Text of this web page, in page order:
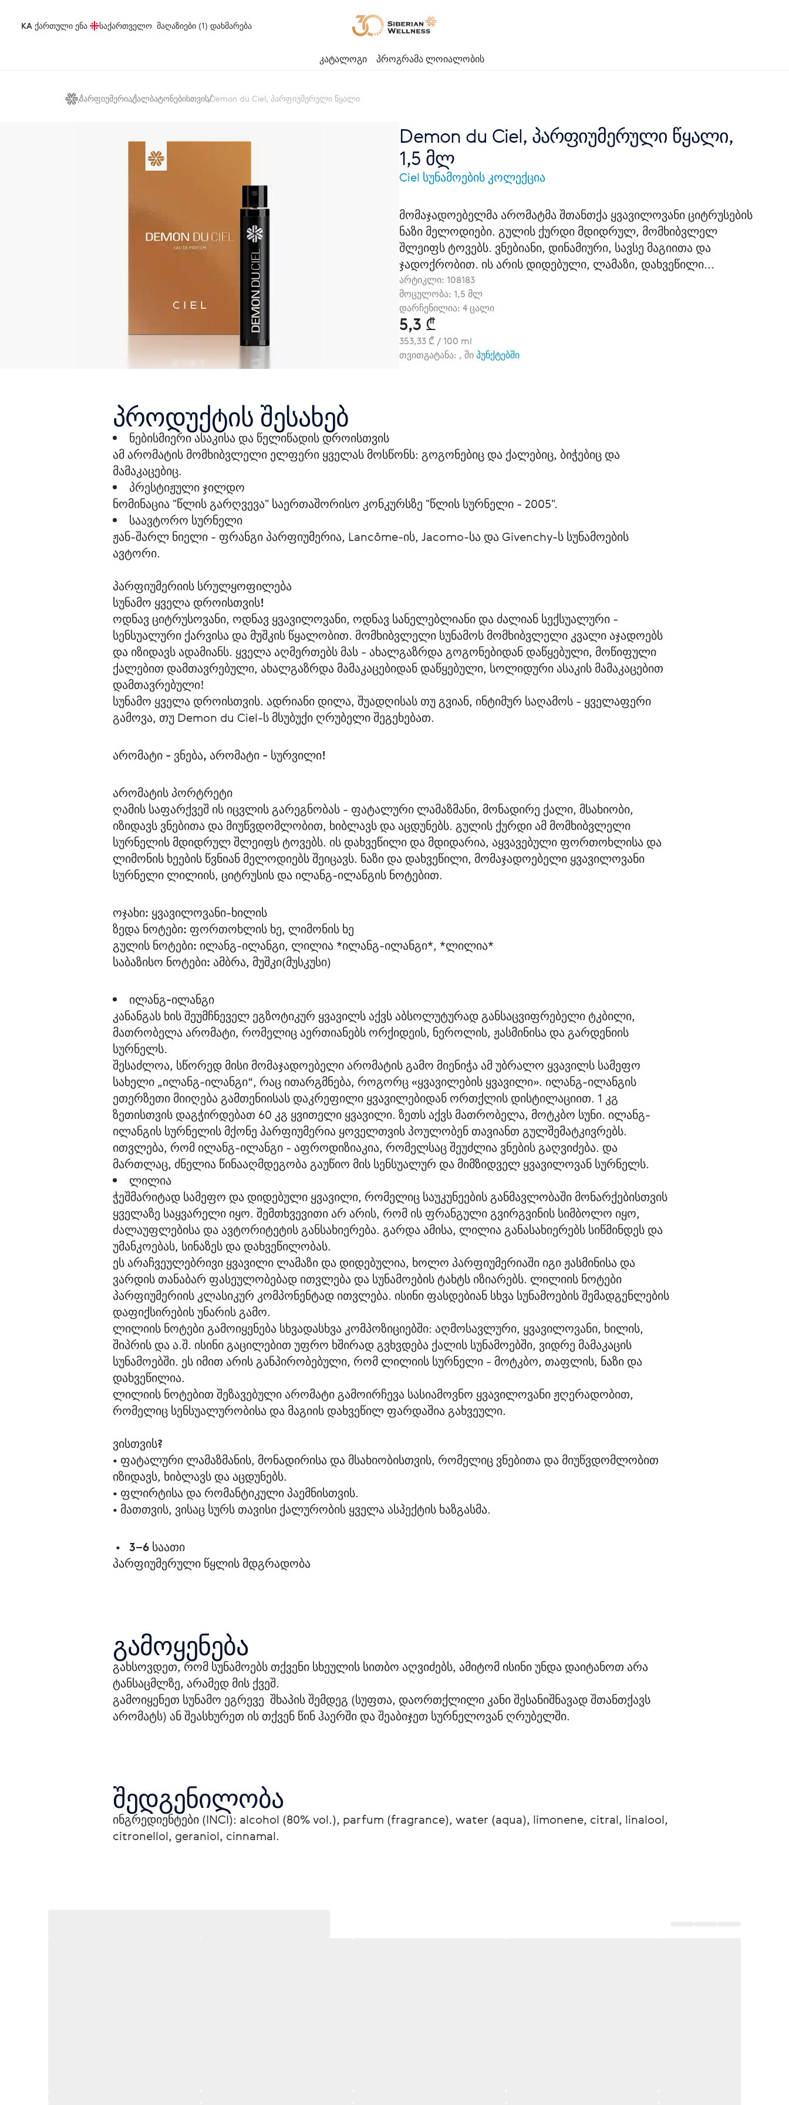
KA ქართული ენა საქართველო მაღაზიები (1) დახმარება
კატალოგი პროგრამა ლოიალობის
პარფიუმერიაქალბატონებისთვისDemon du Ciel, პარფიუმერული წყალი
Demon du Ciel, პარფიუმერული წყალი,
1,5 მლ
Ciel სუნამოების კოლექცია
მომაჯადოებელმა არომატმა შთანთქა ყვავილოვანი ციტრუსების
ნაზი მელოდიები. გულის ქურდი მდიდრულ, მომხიბვლელ
შლეიფს ტოვებს. ვნებიანი, დინამიური, სავსე მაგიითა და
ჯადოქრობით. ის არის დიდებული, ლამაზი, დახვეწილი...
არტიკლი: 108183
მოცულობა: 1,5 მლ
დარჩენილია: 4 ცალი
5,3 ₾
353,33 ₾ / 100 ml
თვითგატანა: , შიპუნქტებში
პროდუქტის შესახებ
ნებისმიერი ასაკისა და წელიწადის დროისთვის
ამ არომატის მომხიბვლელი ელფერი ყველას მოსწონს: გოგონებიც და ქალებიც, ბიჭებიც და
მამაკაცებიც.
პრესტიჟული ჯილდო
ნომინაცია "წლის გარღვევა" საერთაშორისო კონკურსზე "წლის სურნელი - 2005".
საავტორო სურნელი
ჟან-შარლ ნიელი - ფრანგი პარფიუმერია, Lancôme-ის, Jacomo-სა და Givenchy-ს სუნამოების
ავტორი.
პარფიუმერიის სრულყოფილება
სუნამო ყველა დროისთვის!
ოდნავ ციტრუსოვანი, ოდნავ ყვავილოვანი, ოდნავ სანელებლიანი და ძალიან სექსუალური -
სენსუალური ქარვისა და მუშკის წყალობით. მომხიბვლელი სუნამოს მომხიბვლელი კვალი აჯადოებს
და იზიდავს ადამიანს. ყველა აღმერთებს მას - ახალგაზრდა გოგონებიდან დაწყებული, მოწიფული
ქალებით დამთავრებული, ახალგაზრდა მამაკაცებიდან დაწყებული, სოლიდური ასაკის მამაკაცებით
დამთავრებული!
სუნამო ყველა დროისთვის. ადრიანი დილა, შუადღისას თუ გვიან, ინტიმურ საღამოს - ყველაფერი
გამოვა, თუ Demon du Ciel-ს მსუბუქი ღრუბელი შეგეხებათ.
არომატი - ვნება, არომატი - სურვილი!
არომატის პორტრეტი
ღამის საფარქვეშ ის იცვლის გარეგნობას - ფატალური ლამაზმანი, მონადირე ქალი, მსახიობი,
იზიდავს ვნებითა და მიუწვდომლობით, ხიბლავს და აცდუნებს. გულის ქურდი ამ მომხიბვლელი
სურნელის მდიდრულ შლეიფს ტოვებს. ის დახვეწილი და მდიდარია, აყვავებული ფორთოხლისა და
ლიმონის ხეების წვნიან მელოდიებს შეიცავს. ნაზი და დახვეწილი, მომაჯადოებელი ყვავილოვანი
სურნელი ლილიის, ციტრუსის და ილანგ-ილანგის ნოტებით.
ოჯახი: ყვავილოვანი-ხილის
ზედა ნოტები: ფორთოხლის ხე, ლიმონის ხე
გულის ნოტები: ილანგ-ილანგი, ლილია *ილანგ-ილანგი*, *ლილია*
საბაზისო ნოტები: ამბრა, მუშკი(მუსკუსი)
ილანგ-ილანგი
კანანგას ხის შეუმჩნეველ ეგზოტიკურ ყვავილს აქვს აბსოლუტურად განსაცვიფრებელი ტკბილი,
მათრობელა არომატი, რომელიც აერთიანებს ორქიდეის, ნეროლის, ჟასმინისა და გარდენიის
სურნელს.
შესაძლოა, სწორედ მისი მომაჯადოებელი არომატის გამო მიენიჭა ამ უბრალო ყვავილს სამეფო
სახელი „ილანგ-ილანგი“, რაც ითარგმნება, როგორც «ყვავილების ყვავილი». ილანგ-ილანგის
ეთერზეთი მიიღება გამთენიისას დაკრეფილი ყვავილებიდან ორთქლის დისტილაციით. 1 კგ
ზეთისთვის დაგჭირდებათ 60 კგ ყვითელი ყვავილი. ზეთს აქვს მათრობელა, მოტკბო სუნი. ილანგ-
ილანგის სურნელის მქონე პარფიუმერია ყოველთვის პოულობენ თავიანთ გულშემატკივრებს.
ითვლება, რომ ილანგ-ილანგი - აფროდიზიაკია, რომელსაც შეუძლია ვნების გაღვიძება. და
მართლაც, ძნელია წინააღმდეგობა გაუწიო მის სენსუალურ და მიმზიდველ ყვავილოვან სურნელს.
ლილია
ჭეშმარიტად სამეფო და დიდებული ყვავილი, რომელიც საუკუნეების განმავლობაში მონარქებისთვის
ყველაზე საყვარელი იყო. შემთხვევითი არ არის, რომ ის ფრანგული გვირგვინის სიმბოლო იყო,
ძალაუფლებისა და ავტორიტეტის განსახიერება. გარდა ამისა, ლილია განასახიერებს სიწმინდეს და
უმანკოებას, სინაზეს და დახვეწილობას.
ეს არაჩვეულებრივი ყვავილი ლამაზი და დიდებულია, ხოლო პარფიუმერიაში იგი ჟასმინისა და
ვარდის თანაბარ ფასეულობებად ითვლება და სუნამოების ტახტს იზიარებს. ლილიის ნოტები
პარფიუმერიის კლასიკურ კომპონენტად ითვლება. ისინი ფასდებიან სხვა სუნამოების შემადგენლების
დაფიქსირების უნარის გამო.
ლილიის ნოტები გამოიყენება სხვადასხვა კომპოზიციებში: აღმოსავლური, ყვავილოვანი, ხილის,
შიპრის და ა.შ. ისინი გაცილებით უფრო ხშირად გვხვდება ქალის სუნამოებში, ვიდრე მამაკაცის
სუნამოებში. ეს იმით არის განპირობებული, რომ ლილიის სურნელი - მოტკბო, თაფლის, ნაზი და
დახვეწილია.
ლილიის ნოტებით შეზავებული არომატი გამოირჩევა სასიამოვნო ყვავილოვანი ჟღერადობით,
რომელიც სენსუალურობისა და მაგიის დახვეწილ ფარდაშია გახვეული.
ვისთვის?
• ფატალური ლამაზმანის, მონადირისა და მსახიობისთვის, რომელიც ვნებითა და მიუწვდომლობით
იზიდავს, ხიბლავს და აცდუნებს.
• ფლირტისა და რომანტიკული პაემნისთვის.
• მათთვის, ვისაც სურს თავისი ქალურობის ყველა ასპექტის ხაზგასმა.
• 3–6 საათი
პარფიუმერული წყლის მდგრადობა
გამოყენება
გახსოვდეთ, რომ სუნამოებს თქვენი სხეულის სითბო აღვიძებს, ამიტომ ისინი უნდა დაიტანოთ არა
ტანსაცმლზე, არამედ მის ქვეშ.
გამოიყენეთ სუნამო ეგრევე  შხაპის შემდეგ (სუფთა, დაორთქლილი კანი შესანიშნავად შთანთქავს
არომატს) ან შეასხურეთ ის თქვენ წინ ჰაერში და შეაბიჯეთ სურნელოვან ღრუბელში.
შედგენილობა
ინგრედიენტები (INCI): alcohol (80% vol.), parfum (fragrance), water (aqua), limonene, citral, linalool,
citronellol, geraniol, cinnamal.